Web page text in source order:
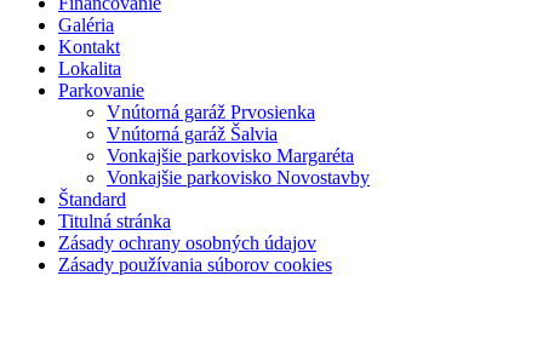
Galéria
Kontakt
Lokalita
Parkovanie
Vnútorná garáž Prvosienka
Vnútorná garáž Šalvia
Vonkajšie parkovisko Margaréta
Vonkajšie parkovisko Novostavby
Štandard
Titulná stránka
Zásady ochrany osobných údajov
Zásady používania súborov cookies